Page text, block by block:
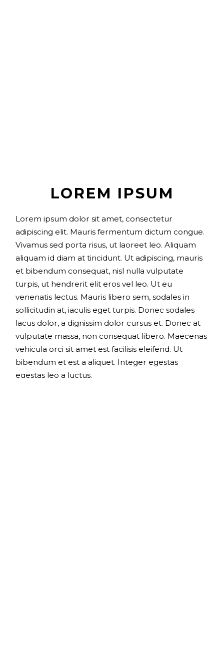
LOREM IPSUM
Lorem ipsum dolor sit amet, consectetur
adipiscing elit. Mauris fermentum dictum congue.
Vivamus sed porta risus, ut laoreet leo. Aliquam
aliquam id diam at tincidunt. Ut adipiscing, mauris
et bibendum consequat, nisl nulla vulputate
turpis, ut hendrerit elit eros vel leo. Ut eu
venenatis lectus. Mauris libero sem, sodales in
sollicitudin at, iaculis eget turpis. Donec sodales
lacus dolor, a dignissim dolor cursus et. Donec at
vulputate massa, non consequat libero. Maecenas
vehicula orci sit amet est facilisis eleifend. Ut
bibendum et est a aliquet. Integer egestas
egestas leo a luctus.